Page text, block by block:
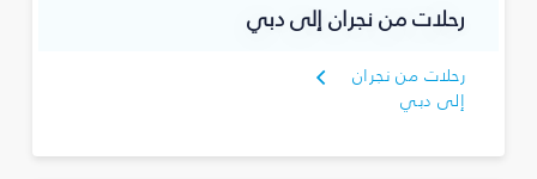
رحلات من نجران‎ إلى دبي
إلى دبي